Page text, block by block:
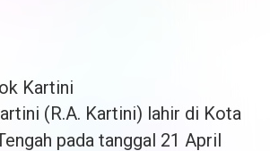
Kartini
(R.A. Kartini) lahir di Kota
pada tanggal 21 April